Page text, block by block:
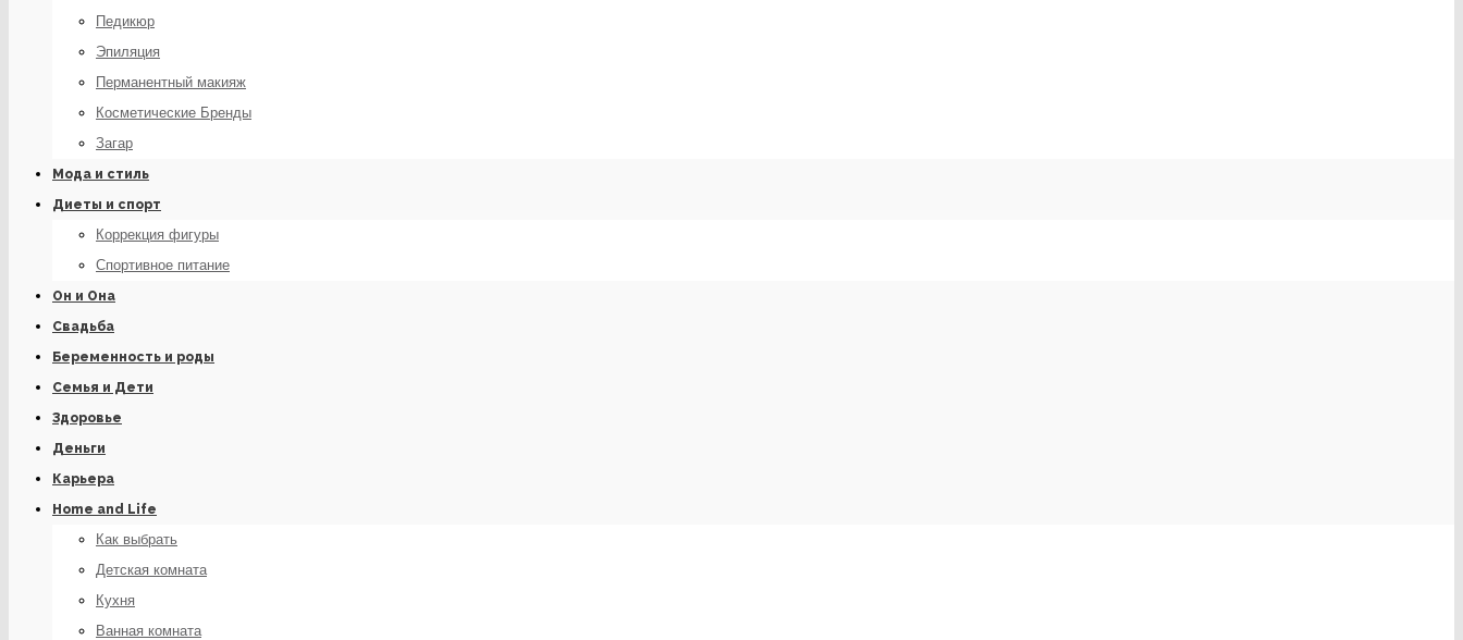
Педикюр
Эпиляция
Перманентный макияж
Косметические Бренды
Загар
Мода и стиль
Диеты и спорт
Коррекция фигуры
Спортивное питание
Он и Она
Свадьба
Беременность и роды
Семья и Дети
Здоровье
Деньги
Карьера
Home and Life
Как выбрать
Детская комната
Кухня
Ванная комната